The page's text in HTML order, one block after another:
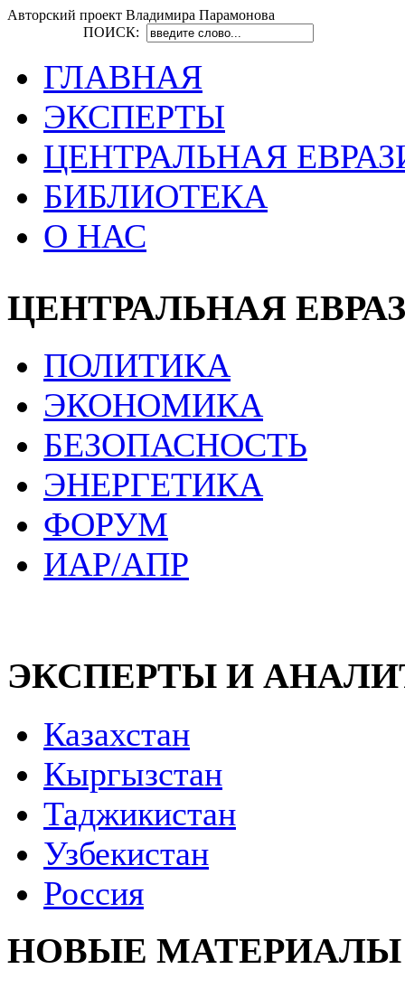
Авторский проект Владимира Парамонова
ПОИСК:
ГЛАВНАЯ
ЭКСПЕРТЫ
ЦЕНТРАЛЬНАЯ
БИБЛИОТЕКА
О НАС
ЦЕНТРАЛЬНАЯ
ПОЛИТИКА
ЭКОНОМИКА
БЕЗОПАСНОСТЬ
ЭНЕРГЕТИКА
ФОРУМ
ИАР/АПР
ЭКСПЕРТЫ И
Казахстан
Кыргызстан
Таджикистан
Узбекистан
Россия
НОВЫЕ МАТЕРИАЛЫ